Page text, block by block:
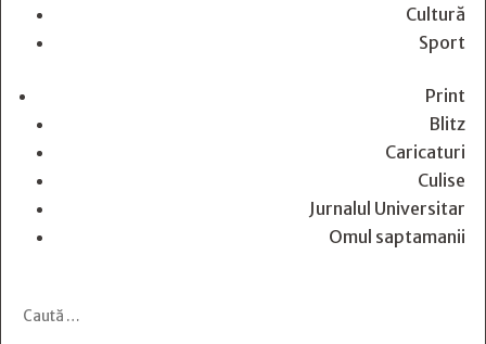
Cultură
Sport
Print
Blitz
Caricaturi
Culise
Jurnalul Universitar
Omul saptamanii